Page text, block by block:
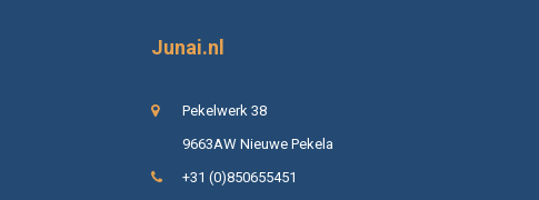
Junai.nl
Pekelwerk 38
9663AW Nieuwe Pekela
+31 (0)850655451